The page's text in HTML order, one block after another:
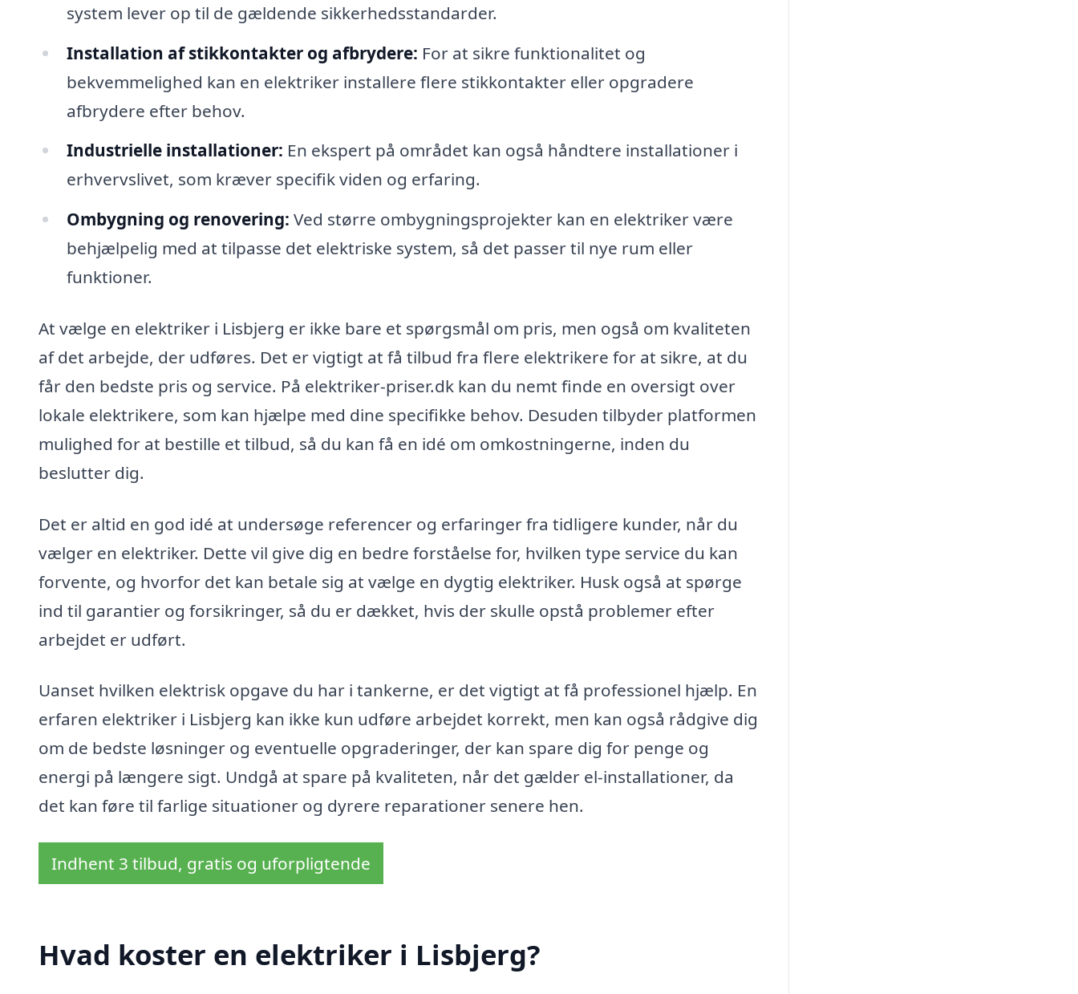
system lever op til de gældende sikkerhedsstandarder.
Installation af stikkontakter og afbrydere: For at sikre funktionalitet og
bekvemmelighed kan en elektriker installere flere stikkontakter eller opgradere
afbrydere efter behov.
Industrielle installationer: En ekspert på området kan også håndtere installationer i
erhvervslivet, som kræver specifik viden og erfaring.
Ombygning og renovering: Ved større ombygningsprojekter kan en elektriker være
behjælpelig med at tilpasse det elektriske system, så det passer til nye rum eller
funktioner.
At vælge en elektriker i Lisbjerg er ikke bare et spørgsmål om pris, men også om kvaliteten
af det arbejde, der udføres. Det er vigtigt at få tilbud fra flere elektrikere for at sikre, at du
får den bedste pris og service. På elektriker-priser.dk kan du nemt finde en oversigt over
lokale elektrikere, som kan hjælpe med dine specifikke behov. Desuden tilbyder platformen
mulighed for at bestille et tilbud, så du kan få en idé om omkostningerne, inden du
beslutter dig.
Det er altid en god idé at undersøge referencer og erfaringer fra tidligere kunder, når du
vælger en elektriker. Dette vil give dig en bedre forståelse for, hvilken type service du kan
forvente, og hvorfor det kan betale sig at vælge en dygtig elektriker. Husk også at spørge
ind til garantier og forsikringer, så du er dækket, hvis der skulle opstå problemer efter
arbejdet er udført.
Uanset hvilken elektrisk opgave du har i tankerne, er det vigtigt at få professionel hjælp. En
erfaren elektriker i Lisbjerg kan ikke kun udføre arbejdet korrekt, men kan også rådgive dig
om de bedste løsninger og eventuelle opgraderinger, der kan spare dig for penge og
energi på længere sigt. Undgå at spare på kvaliteten, når det gælder el-installationer, da
det kan føre til farlige situationer og dyrere reparationer senere hen.
Indhent 3 tilbud, gratis og uforpligtende
Hvad koster en elektriker i Lisbjerg?